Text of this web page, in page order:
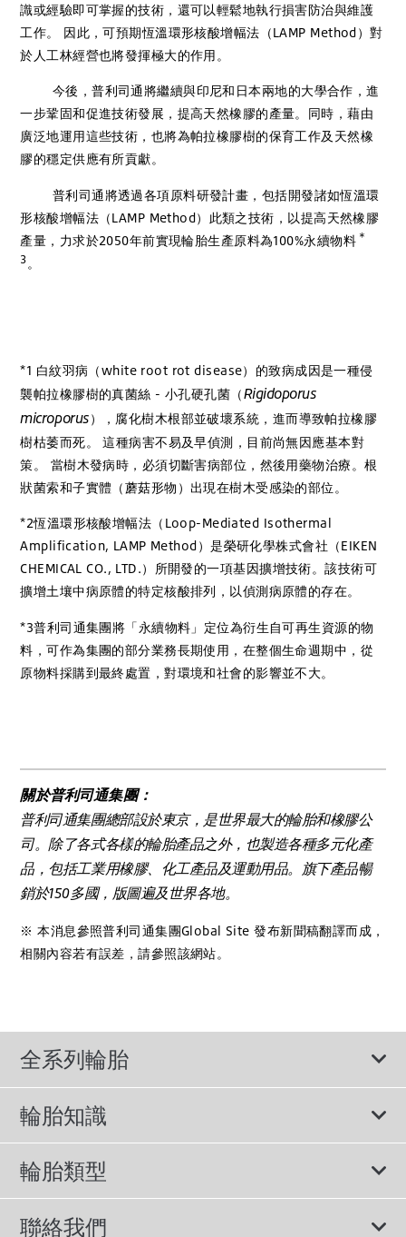
識或經驗即可掌握的技術，還可以輕鬆地執行損害防治與維護
工作。 因此，可預期恆溫環形核酸增幅法（LAMP Method）對
於人工林經營也將發揮極大的作用。
今後，普利司通將繼續與印尼和日本兩地的大學合作，進
一步鞏固和促進技術發展，提高天然橡膠的產量。同時，藉由
廣泛地運用這些技術，也將為帕拉橡膠樹的保育工作及天然橡
膠的穩定供應有所貢獻。
普利司通將透過各項原料研發計畫，包括開發諸如恆溫環
形核酸增幅法（LAMP Method）此類之技術，以提高天然橡膠
產量，力求於2050年前實現輪胎生產原料為100%永續物料 ＊
3。
*1 白紋羽病（white root rot disease）的致病成因是一種侵
襲帕拉橡膠樹的真菌絲 - 小孔硬孔菌（Rigidoporus
microporus），腐化樹木根部並破壞系統，進而導致帕拉橡膠
樹枯萎而死。 這種病害不易及早偵測，目前尚無因應基本對
策。 當樹木發病時，必須切斷害病部位，然後用藥物治療。根
狀菌索和子實體（蘑菇形物）出現在樹木受感染的部位。
*2恆溫環形核酸增幅法（Loop-Mediated Isothermal
Amplification, LAMP Method）是榮研化學株式會社（EIKEN
CHEMICAL CO., LTD.）所開發的一項基因擴增技術。該技術可
擴增土壤中病原體的特定核酸排列，以偵測病原體的存在。
*3普利司通集團將「永續物料」定位為衍生自可再生資源的物
料，可作為集團的部分業務長期使用，在整個生命週期中，從
原物料採購到最終處置，對環境和社會的影響並不大。
關於普利司通集團：
普利司通集團總部設於東京，是世界最大的輪胎和橡膠公
司。除了各式各樣的輪胎產品之外，也製造各種多元化產
品，包括工業用橡膠、化工產品及運動用品。旗下產品暢
銷於150多國，版圖遍及世界各地。
※ 本消息參照普利司通集團Global Site 發布新聞稿翻譯而成，
相關內容若有誤差，請參照該網站。
全系列輪胎
輪胎知識
輪胎說明書
輪胎標示與尺寸
輪胎類型
所有輪胎
聯絡我們